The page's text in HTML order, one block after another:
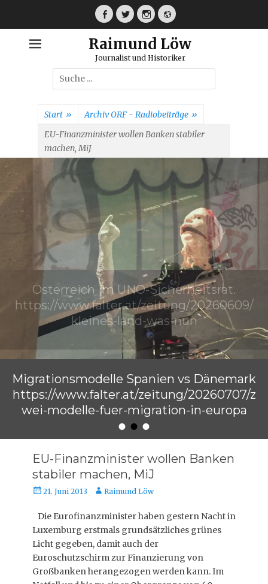
Facebook
TwitterInstagramWebseite
Raimund Löw
Journalist und Historiker
Suche
nach:
Start » Archiv ORF - Radiobeiträge »
EU-Finanzminister wollen Banken stabiler
machen, MiJ
•••
Migrationsmodelle Spanien vs Dänemark
https://www.falter.at/zeitung/20260707/z
wei-modelle-fuer-migration-in-europa
Raimund Löw
EU-Finanzminister wollen Banken
stabiler machen, MiJ
Veröffentlicht
21. Juni 2013 AutorRaimund Löw
Die Eurofinanzminister haben gestern Nacht in
Luxemburg erstmals grundsätzliches grünes
Licht gegeben, damit auch der
Euroschutzschirm zur Finanzierung von
Großbanken herangezogen werden kann. Im